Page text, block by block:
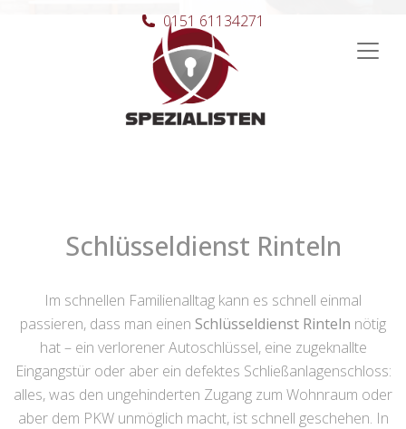
Hauptnavigation
0151 61134271
Schlüsseldienst Rinteln
Im schnellen Familienalltag kann es schnell einmal
passieren, dass man einen Schlüsseldienst Rinteln nötig
hat – ein verlorener Autoschlüssel, eine zugeknallte
Eingangstür oder aber ein defektes Schließanlagenschloss:
alles, was den ungehinderten Zugang zum Wohnraum oder
aber dem PKW unmöglich macht, ist schnell geschehen. In